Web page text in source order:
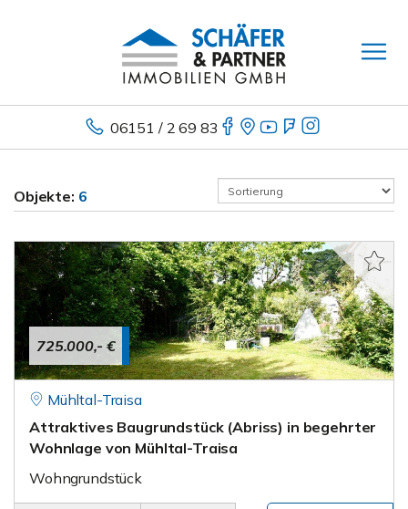
06151 / 2 69 83
Objekte: 6
725.000,- €
Mühltal-Traisa
Attraktives Baugrundstück (Abriss) in begehrter
Wohnlage von Mühltal-Traisa
Wohngrundstück